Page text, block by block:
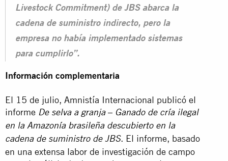
Livestock Commitment) de JBS abarca la
cadena de suministro indirecto, pero la
empresa no había implementado sistemas
para cumplirlo”.
Información complementaria
El 15 de julio, Amnistía Internacional publicó el
informe De selva a granja – Ganado de cría ilegal
en la Amazonía brasileña descubierto en la
cadena de suministro de JBS. El informe, basado
en una extensa labor de investigación de campo